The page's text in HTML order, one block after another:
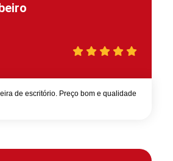
de escritório. Preço bom e qualidade